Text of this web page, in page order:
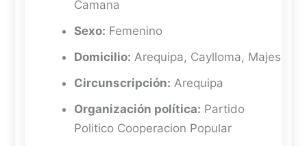
Camana
Sexo: Femenino
Domicilio: Arequipa, Caylloma, Majes
Circunscripción: Arequipa
Organización política: Partido
Politico Cooperacion Popular